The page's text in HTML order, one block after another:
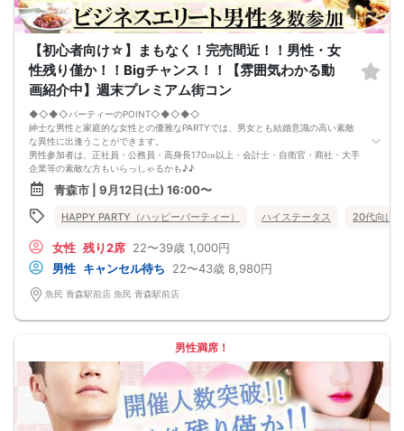
【初心者向け☆】まもなく！完売間近！！男性・女
性残り僅か！！Bigチャンス！！【雰囲気わかる動
画紹介中】週末プレミアム街コン
◆◇◆◇パーティーのPOINT◇◆◇◆◇
紳士な男性と家庭的な女性との優雅なPARTYでは、男女とも結婚意識の高い素敵
な異性に出逢うことができます。
男性参加者は、正社員・公務員・高身長170㎝以上・会計士・自衛官・商社・大手
企業等の素敵な方もいらっしゃるかも♪♪
ゆったりとお話できる空間は、恋活・婚活にピッタリ♪♪
飲食付きなので男女の関係が深まります。素敵な異性と時間を楽しく過ごせます♪
定期的に席替えをして全員の方と交流して頂き、連絡先の交換も自由です♪
お一人様も多数参加されておられますので、ご安心してご参加下さい♪
◇◆◇◆◇◆◇◆◇◆◇◆◇◆◇◆◇◆◇
□受付は開始10分前からとさせて頂きます。
□開催店舗様には『街コンで来ました』とお伝えください。受付まで案内させて
頂きます。
□当日現金支払いの方は受付にて参加費をお支払い下さい。
または13：00以降にキャンセルにより最少催行人数を下回った場合は、中止と
□最少催行人数が男性2名・女性2名以上からとなっております。
（男女比の調整を行っておりますが、キャンセル等によって変動がある場合がご
ざいます。原則、男女比に関わらず,最少催行人数を下回った場合に限り、「中
止」及び「返金」させて頂きます。）
青森市 | 9月12日(土) 16:00〜
HAPPY PARTY（ハッピーパーティー） ハイステータス 20代向け
女性 残り2席 22〜39歳 1,000円
男性 キャンセル待ち 22〜43歳 8,980円
魚民 青森駅前店 魚民 青森駅前店
男性満席！